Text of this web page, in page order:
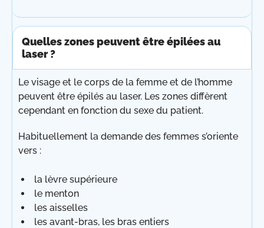
Quelles zones peuvent être épilées au
laser ?
Le visage et le corps de la femme et de l’homme
peuvent être épilés au laser. Les zones diffèrent
cependant en fonction du sexe du patient.
Habituellement la demande des femmes s’oriente
vers :
la lèvre supérieure
le menton
les aisselles
les avant-bras, les bras entiers